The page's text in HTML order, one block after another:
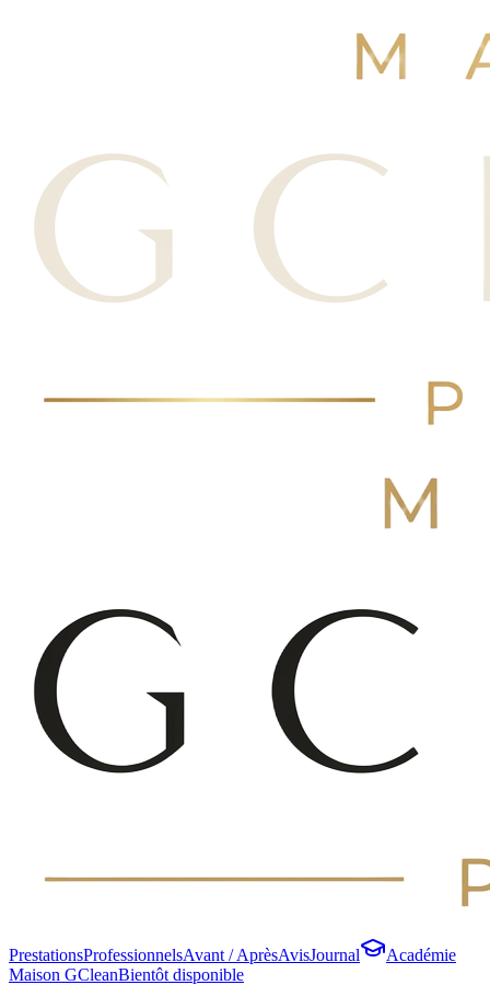
PrestationsProfessionnelsAvant / AprèsAvisJournal
Académie
Maison GCleanBientôt disponible